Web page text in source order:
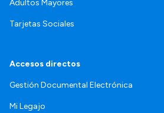
Adultos Mayores
Tarjetas Sociales
Accesos directos
Gestión Documental Electrónica
Mi Legajo